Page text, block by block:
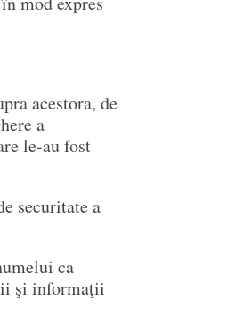
acestora, de
a
le-au fost
securitate a
ca
şi informaţii